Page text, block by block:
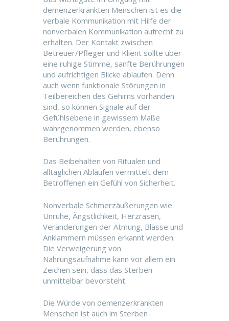
demenzerkrankten Menschen ist es die
verbale Kommunikation mit Hilfe der
nonverbalen Kommunikation aufrecht zu
erhalten. Der Kontakt zwischen
Betreuer/Pfleger und Klient sollte über
eine ruhige Stimme, sanfte Berührungen
und aufrichtigen Blicke ablaufen. Denn
auch wenn funktionale Störungen in
Teilbereichen des Gehirns vorhanden
sind, so können Signale auf der
Gefühlsebene in gewissem Maße
wahrgenommen werden, ebenso
Berührungen.
Das Beibehalten von Ritualen und
alltäglichen Abläufen vermittelt dem
Betroffenen ein Gefühl von Sicherheit.
Nonverbale Schmerzäußerungen wie
Unruhe, Ängstlichkeit, Herzrasen,
Veränderungen der Atmung, Blässe und
Anklammern müssen erkannt werden.
Die Verweigerung von
Nahrungsaufnahme kann vor allem ein
Zeichen sein, dass das Sterben
unmittelbar bevorsteht.
Die Würde von demenzerkrankten
Menschen ist auch im Sterben